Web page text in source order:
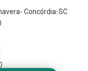
Concórdia-SC